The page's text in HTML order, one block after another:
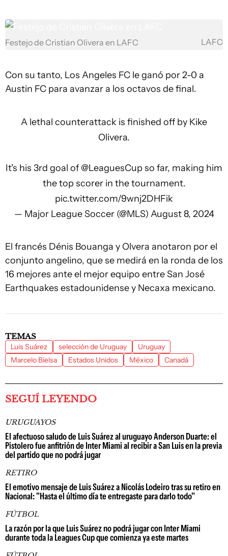
Festejo de Cristian Olivera en LAFC LAFC
Con su tanto, Los Angeles FC le ganó por 2-0 a
Austin FC para avanzar a los octavos de final.
A lethal counterattack is finished off by Kike
Olivera.
It's his 3rd goal of @LeaguesCupso far, making him
the top scorer in the tournament.
pic.twitter.com/9wnj2DHFik
— Major League Soccer (@MLS) August 8, 2024
El francés Dénis Bouanga y Olvera anotaron por el
conjunto angelino, que se medirá en la ronda de los
16 mejores ante el mejor equipo entre San José
Earthquakes estadounidense y Necaxa mexicano.
TEMAS
Luis Suárez selección de Uruguay
Uruguay
Marcelo Bielsa
Estados Unidos México Canadá
SEGUÍ LEYENDO
URUGUAYOS
El afectuoso saludo de Luis Suárez al uruguayo Anderson Duarte: el
Pistolero fue anfitrión de Inter Miami al recibir a San Luis en la previa
del partido que no podrá jugar
RETIRO
El emotivo mensaje de Luis Suárez a Nicolás Lodeiro tras su retiro en
Nacional: "Hasta el último día te entregaste para darlo todo"
FÚTBOL
La razón por la que Luis Suárez no podrá jugar con Inter Miami
durante toda la Leagues Cup que comienza ya este martes